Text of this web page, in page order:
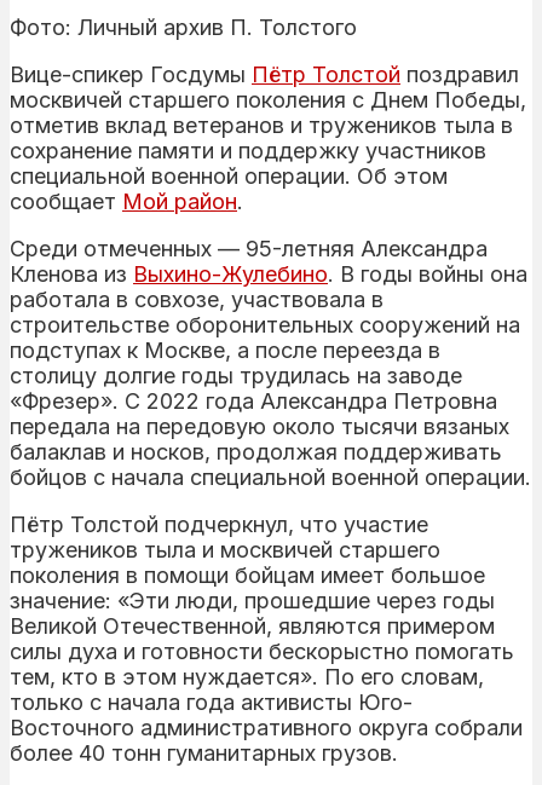
Фото: Личный архив П. Толстого
Вице-спикер Госдумы Пётр Толстой поздравил
москвичей старшего поколения с Днем Победы,
отметив вклад ветеранов и тружеников тыла в
сохранение памяти и поддержку участников
специальной военной операции. Об этом
сообщает Мой район.
Среди отмеченных — 95-летняя Александра
Кленова из Выхино-Жулебино. В годы войны она
работала в совхозе, участвовала в
строительстве оборонительных сооружений на
подступах к Москве, а после переезда в
столицу долгие годы трудилась на заводе
«Фрезер». С 2022 года Александра Петровна
передала на передовую около тысячи вязаных
балаклав и носков, продолжая поддерживать
бойцов с начала специальной военной операции.
Пётр Толстой подчеркнул, что участие
тружеников тыла и москвичей старшего
поколения в помощи бойцам имеет большое
значение: «Эти люди, прошедшие через годы
Великой Отечественной, являются примером
силы духа и готовности бескорыстно помогать
тем, кто в этом нуждается». По его словам,
только с начала года активисты Юго-
Восточного административного округа собрали
более 40 тонн гуманитарных грузов.